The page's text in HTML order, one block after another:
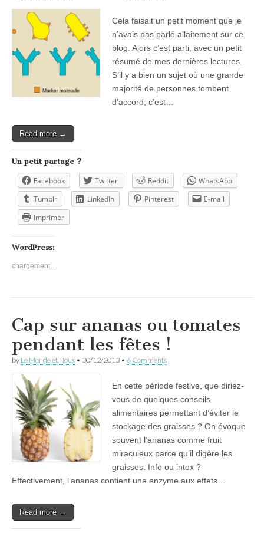
Cela faisait un petit moment que je
n’avais pas parlé allaitement sur ce
blog. Alors c’est parti, avec un petit
résumé de mes dernières lectures.
S’il y a bien un sujet où une grande
majorité de personnes tombent
d’accord, c’est…
Read more →
Un petit partage ?
Facebook Twitter Reddit
WhatsApp
Tumblr
LinkedIn Pinterest
E-mail
Imprimer
WordPress:
chargement…
Cap sur ananas ou tomates
pendant les fêtes !
by Le Monde et Nous • 30/12/2013 • 6 Comments
En cette période festive, que diriez-
vous de quelques conseils
alimentaires permettant d’éviter le
stockage des graisses ? On évoque
souvent l’ananas comme fruit
miraculeux parce qu’il digère les
graisses. Info ou intox ?
Effectivement, l’ananas contient une enzyme aux effets…
Read more →